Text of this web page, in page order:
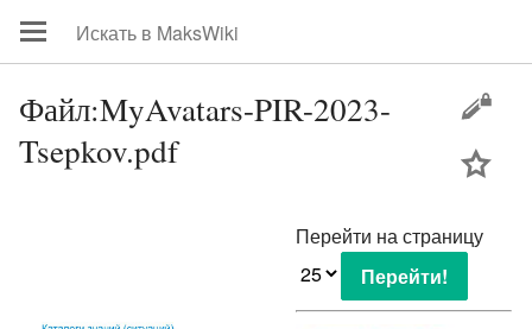
Файл:MyAvatars-PIR-2023-
Tsepkov.pdf
Перейти на страницу